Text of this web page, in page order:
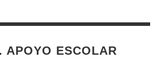
APOYO ESCOLAR